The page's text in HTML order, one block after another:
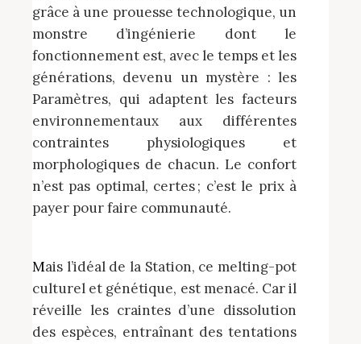
grâce à une prouesse technologique, un
monstre d’ingénierie dont le
fonctionnement est, avec le temps et les
générations, devenu un mystère : les
Paramètres, qui adaptent les facteurs
environnementaux aux différentes
contraintes physiologiques et
morphologiques de chacun. Le confort
n’est pas optimal, certes ; c’est le prix à
payer pour faire communauté.
Mais l’idéal de la Station, ce melting-pot
culturel et génétique, est menacé. Car il
réveille les craintes d’une dissolution
des espèces, entraînant des tentations